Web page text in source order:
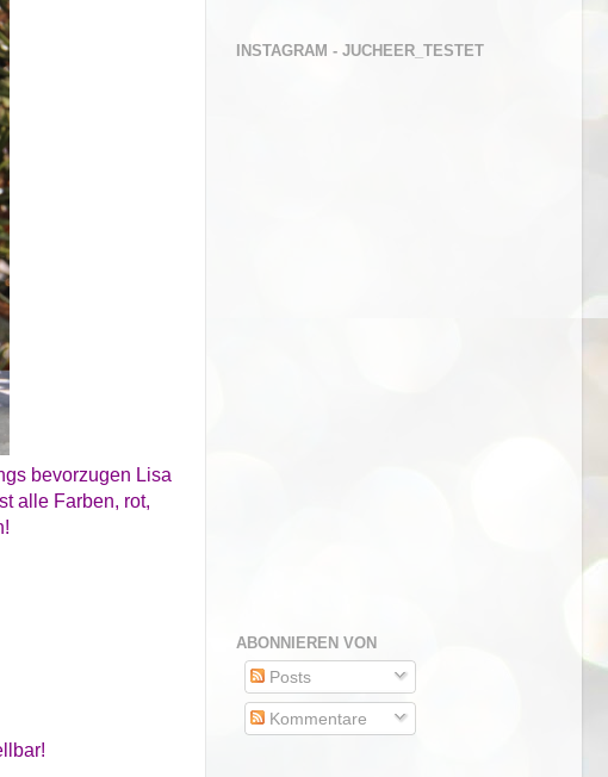
bevorzugen Lisa
alle Farben, rot,
INSTAGRAM - JUCHEER_TESTET
ABONNIEREN VON
Posts
Kommentare